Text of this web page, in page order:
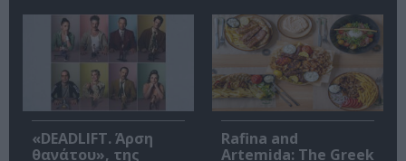
«DEADLIFT. Άρση
θανάτου», της
Rafina and
Artemida: The Greek